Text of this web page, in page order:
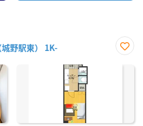
野駅東） 1K-
に入